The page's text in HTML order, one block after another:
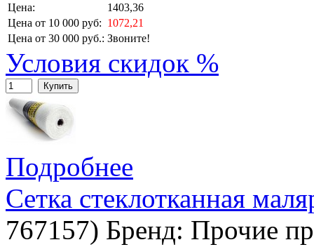
Цена:
1403,36
Цена от 10 000 руб: 1072,21
Цена от 30 000 руб.: Звоните!
Условия скидок %
Купить
Подробнее
Сетка стеклотканная
767157) Бренд: Прочие